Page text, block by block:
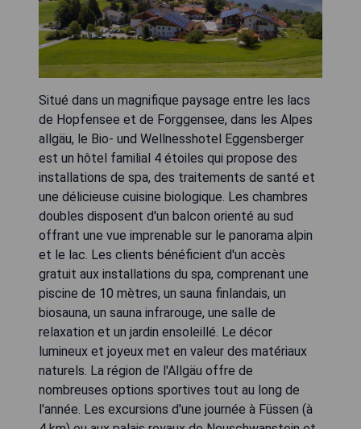
Situé dans un magnifique paysage entre les lacs
de Hopfensee et de Forggensee, dans les Alpes
allgäu, le Bio- und Wellnesshotel Eggensberger
est un hôtel familial 4 étoiles qui propose des
installations de spa, des traitements de santé et
une délicieuse cuisine biologique. Les chambres
doubles disposent d'un balcon orienté au sud
offrant une vue imprenable sur le panorama alpin
et le lac. Les clients bénéficient d'un accès
gratuit aux installations du spa, comprenant une
piscine de 10 mètres, un sauna finlandais, un
biosauna, un sauna infrarouge, une salle de
relaxation et un jardin ensoleillé. Le décor
lumineux et joyeux met en valeur des matériaux
naturels. La région de l'Allgäu offre de
nombreuses options sportives tout au long de
l'année. Les excursions d'une journée à Füssen (à